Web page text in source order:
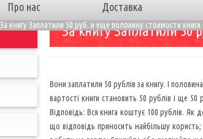
Про нас Доставка
За книгу Заплатили 50 руб. и еще половину стоимости
За книгу Заплатили 50
Вони заплатили 50 рублів за книгу. І
вартості книги становить 50 рублів і ще
Відповідь: Вся книга коштує 100 рублів. Як
що відповідь приносить найбільшу